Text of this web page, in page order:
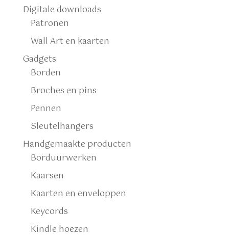
Digitale downloads
Patronen
Wall Art en kaarten
Gadgets
Borden
Broches en pins
Pennen
Sleutelhangers
Handgemaakte producten
Borduurwerken
Kaarsen
Kaarten en enveloppen
Keycords
Kindle hoezen